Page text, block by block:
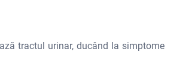
tractul urinar, ducând la simptome